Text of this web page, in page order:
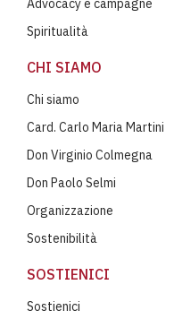
Advocacy e campagne
Spiritualità
CHI SIAMO
Chi siamo
Card. Carlo Maria Martini
Don Virginio Colmegna
Don Paolo Selmi
Organizzazione
Sostenibilità
SOSTIENICI
Sostienici